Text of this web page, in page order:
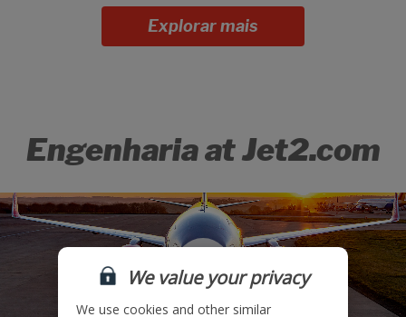
Explorar mais
Engenharia atJet2.com
We value your privacy
We use cookies and other similar